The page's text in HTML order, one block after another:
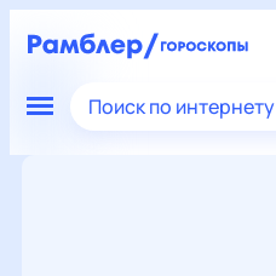
Поиск по интернету